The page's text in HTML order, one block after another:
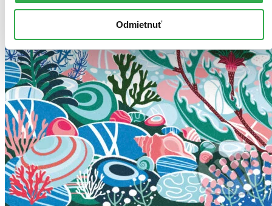
Odmietnuť